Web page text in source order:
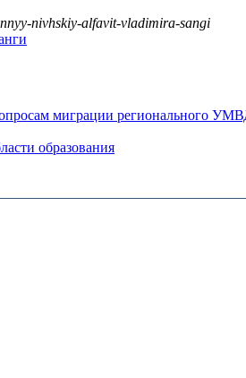
nivhskiy-alfavit-vladimira-sangi
миграции регионального
образования